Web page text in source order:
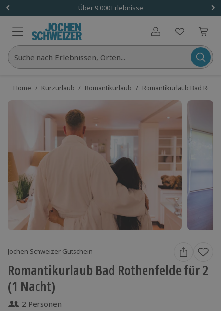
Über 9.000 Erlebnisse
Benutzerkonto
Suche nach Erlebnissen, Orten...
Home / Kurzurlaub / Romantikurlaub / Romantikurlaub Bad
Jochen Schweizer Gutschein
Romantikurlaub Bad Rothenfelde für 2
(1 Nacht)
2 Personen